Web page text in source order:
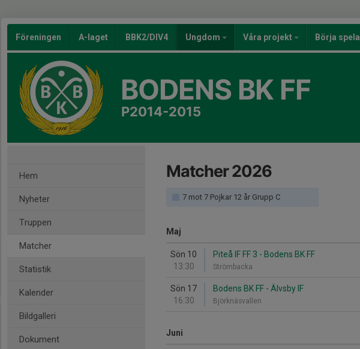
Föreningen A-laget BBK2/DIV4 Ungdom Våra projekt Börja spela
BODENS BK FF
P2014-2015
Hem
Nyheter
Truppen
Matcher
Statistik
Kalender
Bildgalleri
Dokument
Matcher 2026
7 mot 7 Pojkar 12 år Grupp C
Maj
Sön 10
13:30
Piteå IF FF 3 - Bodens BK FF
Strömbacka
Sön 17
16:30
Bodens BK FF - Älvsby IF
Björknäsvallen
Juni